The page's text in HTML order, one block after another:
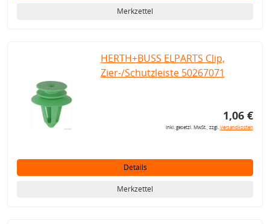
Merkzettel
HERTH+BUSS ELPARTS Clip,
Zier-/Schutzleiste 50267071
1,06 €
inkl. gesetzl. MwSt., zzgl.Versandkosten
Details
Merkzettel